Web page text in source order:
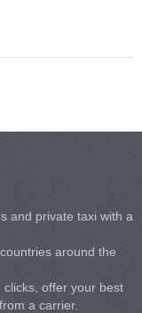
and private taxi with a
around the
offer your best
a carrier.